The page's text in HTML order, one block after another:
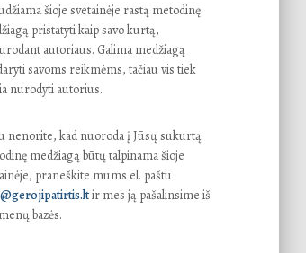
šioje svetainėje rastą metodinę
pristatyti kaip savo kurtą,
autoriaus. Galima medžiagą
savoms reikmėms, tačiau vis tiek
nurodyti autorius.
nenorite, kad nuoroda į Jūsų sukurtą
medžiagą būtų talpinama šioje
praneškite mums el. paštu
ir mes ją pašalinsime iš
bazės.